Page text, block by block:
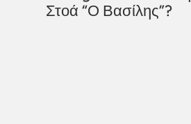
Στοά “Ο Βασίλης”?